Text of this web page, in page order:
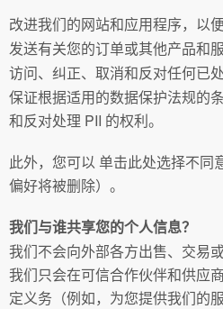
改进我们的网站和应用程序，以
发送有关您的订单或其他产品和
访问、纠正、取消和反对任何已
保证根据适用的数据保护法规的
和反对处理 PII 的权利。
此外，您可以 单击此处选择不同
偏好将被删除）。
我们与谁共享您的个人信息？
我们不会向外部各方出售、交易
我们只会在可信合作伙伴和供应
定义务（例如，为您提供我们的